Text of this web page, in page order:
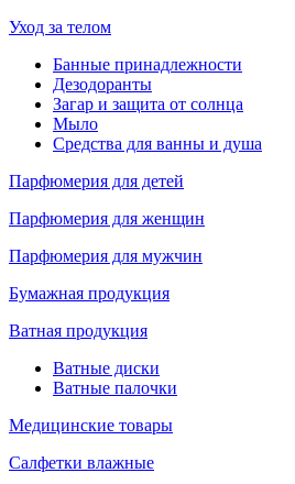
Уход за телом
Банные принадлежности
Дезодоранты
Загар и защита от солнца
Мыло
Средства для ванны и душа
Парфюмерия для детей
Парфюмерия для женщин
Парфюмерия для мужчин
Бумажная продукция
Ватная продукция
Ватные диски
Ватные палочки
Медицинские товары
Салфетки влажные